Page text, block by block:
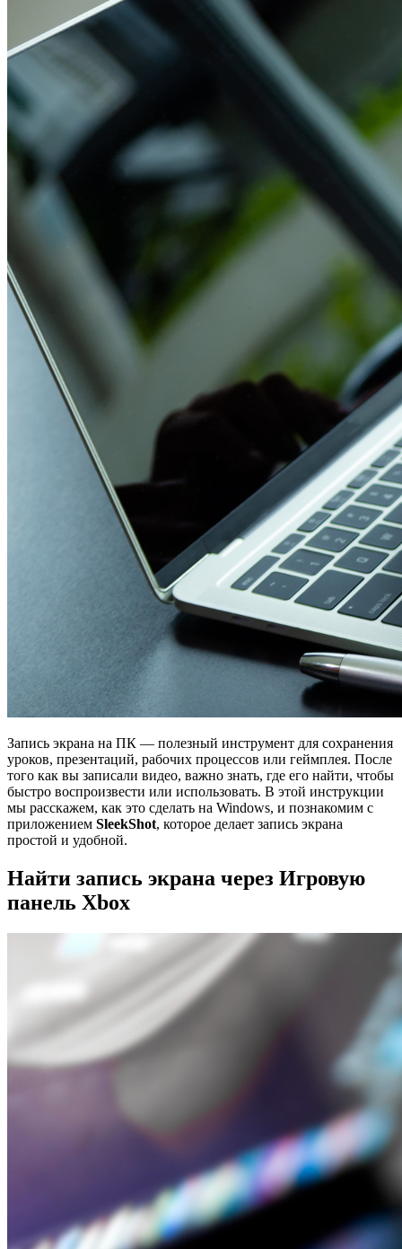
Запись экрана на ПК — полезный инструмент для сохранения
уроков, презентаций, рабочих процессов или геймплея. После
того как вы записали видео, важно знать, где его найти, чтобы
быстро воспроизвести или использовать. В этой инструкции
мы расскажем, как это сделать на Windows, и познакомим с
приложением SleekShot, которое делает запись экрана
простой и удобной.
Найти запись экрана через Игровую
панель Xbox